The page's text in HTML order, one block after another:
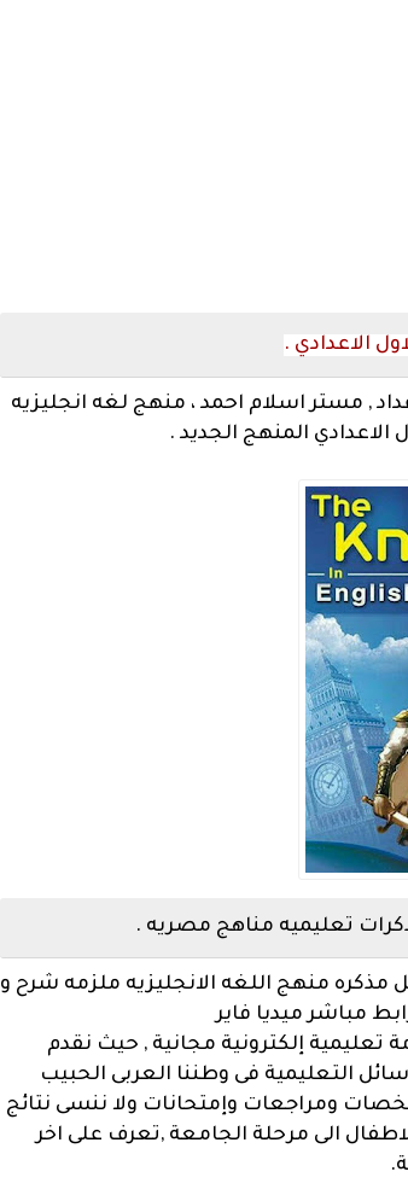
الاعدادي .
, مستر اسلام احمد ، منهج لغه انجليزيه
الاعدادي المنهج الجديد .
تعليميه مناهج مصريه .
منهج اللغه الانجليزيه ملزمه شرح و
مباشر ميديا فاير
إلكترونية مجانية , حيث نقدم
التعليمية فى وطننا العربى الحبيب
ومراجعات وإمتحانات ولا ننسى نتائج
الى مرحلة الجامعة ,تعرف على اخر